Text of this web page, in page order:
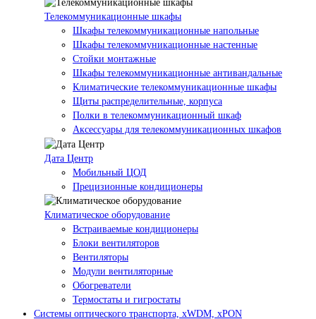
Телекоммуникационные шкафы
Шкафы телекоммуникационные напольные
Шкафы телекоммуникационные настенные
Стойки монтажные
Шкафы телекоммуникационные антивандальные
Климатические телекоммуникационные шкафы
Щиты распределительные, корпуса
Полки в телекоммуникационный шкаф
Аксессуары для телекоммуникационных шкафов
Дата Центр
Мобильный ЦОД
Прецизионные кондиционеры
Климатичeское оборудование
Встраиваемые кондиционеры
Блоки вентиляторов
Вентиляторы
Модули вентиляторные
Обогреватели
Термостаты и гигростаты
Системы оптического транспорта, xWDM, xPON